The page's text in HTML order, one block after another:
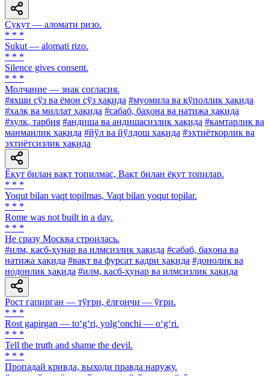
Сукут — аломати ризо.
* * *
Sukut — alomati rizo.
* * *
Silence gives consent.
* * *
Молчание — знак согласия.
#яхши сўз ва ёмон сўз ҳақида #муомила ва қўполлик ҳақида
#халқ ва миллат ҳақида #сабаб, баҳона ва натижа ҳақида
#хулқ, тарбия #андиша ва андишасизлик ҳақида #камтарлик ва
манманлик ҳақида #йўл ва йўлдош ҳақида #эҳтиёткорлик ва
эҳтиётсизлик ҳақида
Ёқут билан вақт топилмас, Вақт билан ёқут топилар.
* * *
Yoqut bilan vaqt topilmas, Vaqt bilan yoqut topilar.
* * *
Rome was not built in a day.
* * *
He сразу Москва строилась.
#илм, касб-ҳунар ва илмсизлик ҳақида #сабаб, баҳона ва
натижа ҳақида #вақт ва фурсат қадри ҳақида #донолик ва
нодонлик ҳақида #илм, касб-ҳунар ва илмсизлик ҳақида
Рост гапирган — тўғри, ёлғончи — ўғри.
* * *
Rost gapirgan — to‘g‘ri, yolg‘onchi — o‘g‘ri.
* * *
Tell the truth and shame the devil.
* * *
Пропадай кривда, выходи правда наружу.